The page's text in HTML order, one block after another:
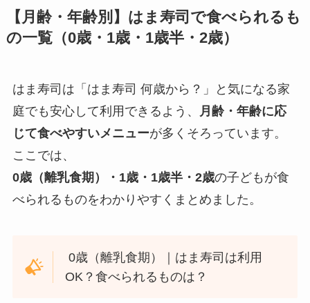
【月齢・年齢別】はま寿司で食べられるも
の一覧（0歳・1歳・1歳半・2歳）
はま寿司は「はま寿司 何歳から？」と気になる家
庭でも安心して利用できるよう、
月齢・年齢に応
じて食べやすいメニューが多くそろっています。
ここでは、
0歳（離乳食期）・1歳・1歳半・2歳の子どもが食
べられるものをわかりやすくまとめました。
0歳（離乳食期）｜はま寿司は利用
OK？食べられるものは？